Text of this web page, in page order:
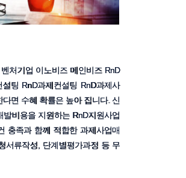
처기업 이노비즈 메인비즈 RnD
팅 RnD과제컨설팅 RnD과제사
면 수혜 확률은 높아 집니다. 신
비용을 지원하는 RnD지원사업
충족과 함께 적합한 과제사업매
서류작성, 단계별평가과정 등 무